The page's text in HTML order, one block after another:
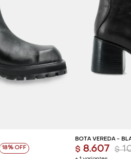
18
BOTA VEREDA -
$ 8.607 $